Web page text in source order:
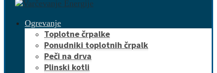
Ogrevanje
Toplotne črpalke
Ponudniki toplotnih črpalk
Peči na drva
Plinski kotli